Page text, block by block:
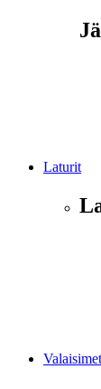
Laturit
Valaisimet